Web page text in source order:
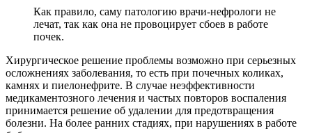
Как правило, саму патологию врачи-нефрологи не
лечат, так как она не провоцирует сбоев в работе
почек.
Хирургическое решение проблемы возможно при серьезных
осложнениях заболевания, то есть при почечных коликах,
камнях и пиелонефрите. В случае неэффективности
медикаментозного лечения и частых повторов воспаления
принимается решение об удалении для предотвращения
болезни. На более ранних стадиях, при нарушениях в работе